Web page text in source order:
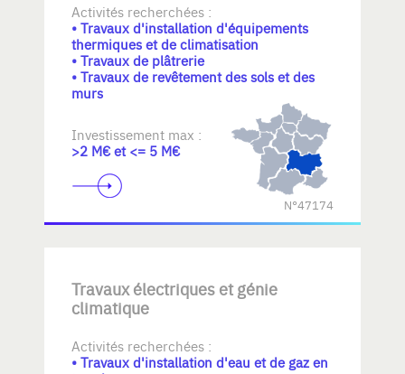
Activités recherchées :
• Travaux d'installation d'équipements
thermiques et de climatisation
• Travaux de plâtrerie
• Travaux de revêtement des sols et des
murs
Investissement max :
>2 M€ et <= 5 M€
N°47174
Travaux électriques et génie
climatique
Activités recherchées :
• Travaux d'installation d'eau et de gaz en